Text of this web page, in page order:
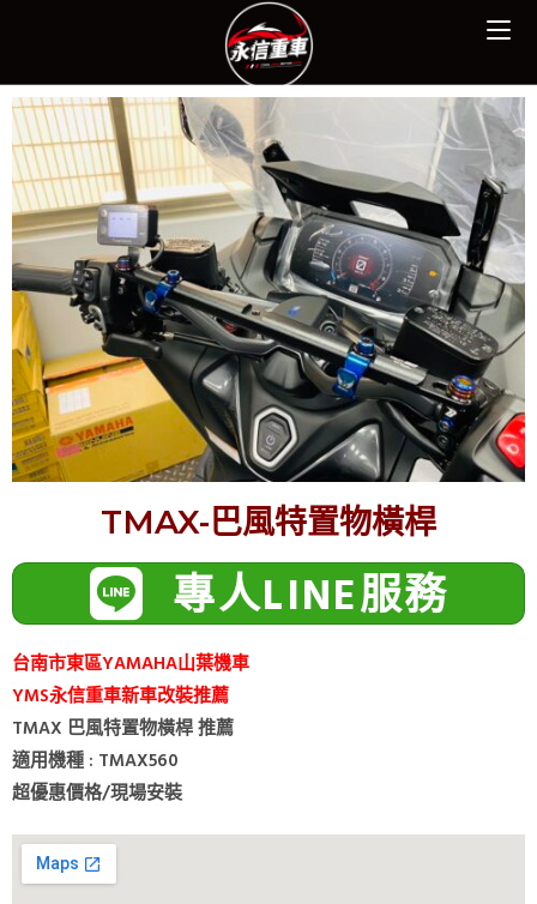
TMAX-巴風特置物橫桿
專人LINE服務
台南市東區YAMAHA山葉機車
YMS永信重車新車改裝推薦
TMAX 巴風特置物橫桿 推薦
適用機種 : TMAX560
超優惠價格/現場安裝